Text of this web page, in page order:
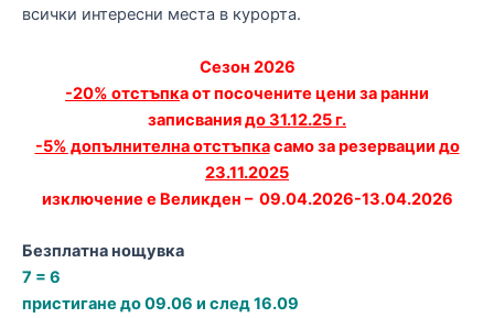
всички интересни места в курорта.
Сезон 2026
-20% отстъпка от посочените цени за ранни
записваниядо 31.12.25 г.
-5% допълнителна отстъпкасамо за резервации до
23.11.2025
изключение е Великден – 09.04.2026-13.04.2026
Безплатна нощувка
7 = 6
пристигане до 09.06 и след 16.09